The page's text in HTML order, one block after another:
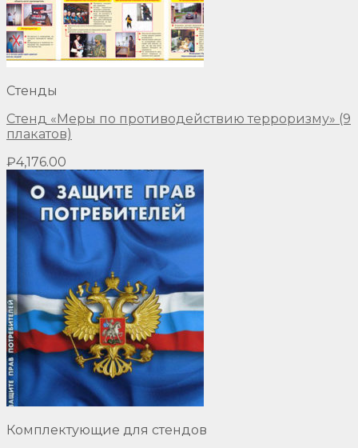
Стенды
Стенд «Меры по противодействию терроризму» (9
плакатов)
₽4,176.00
Комплектующие для стендов